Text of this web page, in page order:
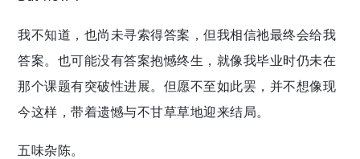
我不知道，也尚未寻索得答案，但我相信祂最终会给我
答案。也可能没有答案抱憾终生，就像我毕业时仍未在
那个课题有突破性进展。但愿不至如此罢，并不想像现
今这样，带着遗憾与不甘草草地迎来结局。
五味杂陈。